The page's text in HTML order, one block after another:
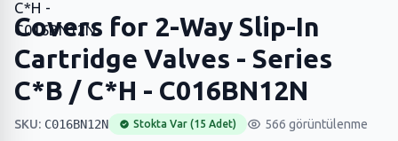
Covers for 2-Way Slip-In
Cartridge Valves - Series
C*B / C*H - C016BN12N
SKU: C016BN12N Stokta Var (15 Adet) 566 görüntülenme